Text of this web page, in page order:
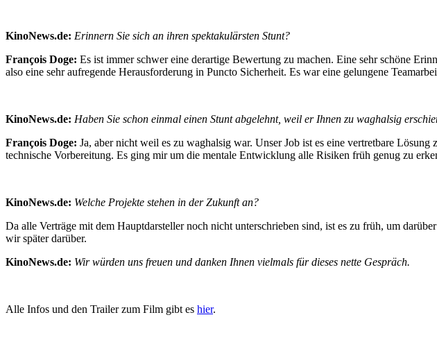
KinoNews.de: Erinnern Sie sich an ihren spektakulärsten Stunt?
François Doge: Es ist immer schwer eine derartige Bewertung zu machen. Eine sehr schöne
also eine sehr aufregende Herausforderung in Puncto Sicherheit. Es war eine gelungene
KinoNews.de: Haben Sie schon einmal einen Stunt abgelehnt, weil er Ihnen zu waghalsig
François Doge: Ja, aber nicht weil es zu waghalsig war. Unser Job ist es eine vertretbare
technische Vorbereitung. Es ging mir um die mentale Entwicklung alle Risiken früh genug zu
KinoNews.de: Welche Projekte stehen in der Zukunft an?
Da alle Verträge mit dem Hauptdarsteller noch nicht unterschrieben sind, ist es zu früh, um
wir später darüber.
KinoNews.de: Wir würden uns freuen und danken Ihnen vielmals für dieses nette Gespräch.
Alle Infos und den Trailer zum Film gibt es hier.